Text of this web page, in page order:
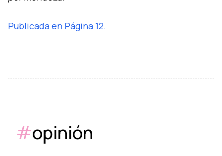
Publicada en Página 12.
#opinión